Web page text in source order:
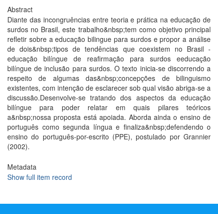
Abstract
Diante das incongruências entre teoria e prática na educação de
surdos no Brasil, este trabalho&nbsp;tem como objetivo principal
refletir sobre a educação bilingue para surdos e propor a análise
de dois&nbsp;tipos de tendências que coexistem no Brasil -
educação bilíngue de reafirmação para surdos eeducação
bilíngue de inclusão para surdos. O texto inicia-se discorrendo a
respeito de algumas das&nbsp;concepções de bilinguismo
existentes, com intenção de esclarecer sob qual visão abriga-se a
discussão.Desenvolve-se tratando dos aspectos da educação
bilíngue para poder relatar em quais pilares teóricos
a&nbsp;nossa proposta está apoiada. Aborda ainda o ensino de
português como segunda língua e finaliza&nbsp;defendendo o
ensino do português-por-escrito (PPE), postulado por Grannier
(2002).
Metadata
Show full item record